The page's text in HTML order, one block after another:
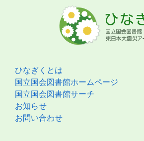
ひなぎくとは
国立国会図書館ホームページ
国立国会図書館サーチ
お知らせ
お問い合わせ